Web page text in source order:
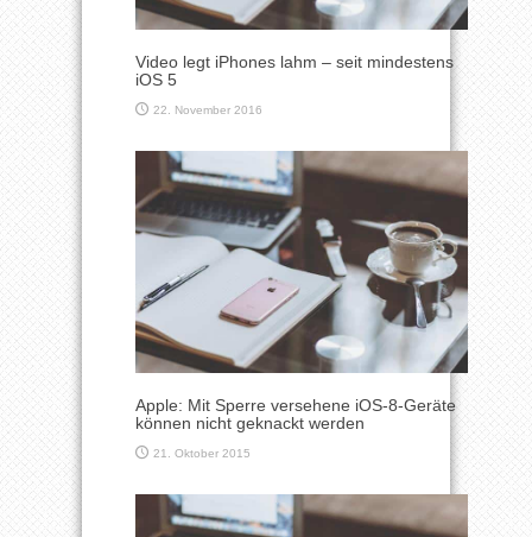
Video legt iPhones lahm – seit mindestens
iOS 5
22. November 2016
Apple: Mit Sperre versehene iOS-8-Geräte
können nicht geknackt werden
21. Oktober 2015